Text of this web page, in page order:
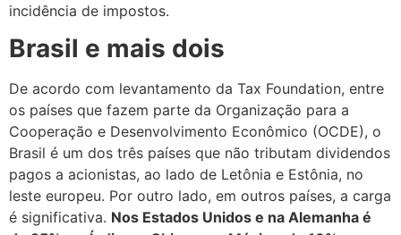
incidência de impostos.
Brasil e mais dois
De acordo com levantamento da Tax Foundation, entre
os países que fazem parte da Organização para a
Cooperação e Desenvolvimento Econômico (OCDE), o
Brasil é um dos três países que não tributam dividendos
pagos a acionistas, ao lado de Letônia e Estônia, no
leste europeu. Por outro lado, em outros países, a carga
é significativa. Nos Estados Unidos e na Alemanha é